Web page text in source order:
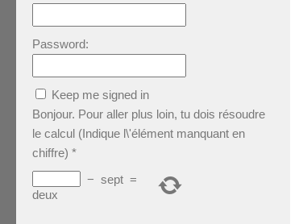
Password:
Keep me signed in
Bonjour. Pour aller plus loin, tu dois résoudre
le calcul (Indique l\'élément manquant en
chiffre) *
− sept =
deux